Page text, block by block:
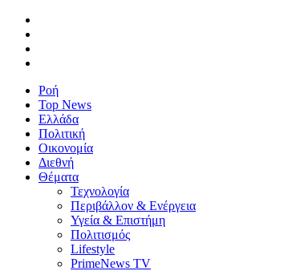
Ροή
Top News
Ελλάδα
Πολιτική
Οικονομία
Διεθνή
Θέματα
Τεχνολογία
Περιβάλλον & Ενέργεια
Υγεία & Επιστήμη
Πολιτισμός
Lifestyle
PrimeNews TV